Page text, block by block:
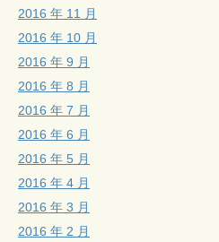
2016 年 11 月
2016 年 10 月
2016 年 9 月
2016 年 8 月
2016 年 7 月
2016 年 6 月
2016 年 5 月
2016 年 4 月
2016 年 3 月
2016 年 2 月